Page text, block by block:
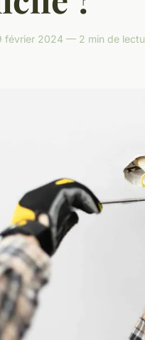
février 2024 — 2 min de